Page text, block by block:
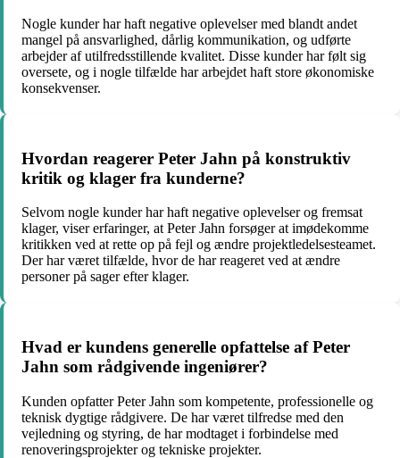
Nogle kunder har haft negative oplevelser med blandt andet
mangel på ansvarlighed, dårlig kommunikation, og udførte
arbejder af utilfredsstillende kvalitet. Disse kunder har følt sig
oversete, og i nogle tilfælde har arbejdet haft store økonomiske
konsekvenser.
Hvordan reagerer Peter Jahn på konstruktiv
kritik og klager fra kunderne?
Selvom nogle kunder har haft negative oplevelser og fremsat
klager, viser erfaringer, at Peter Jahn forsøger at imødekomme
kritikken ved at rette op på fejl og ændre projektledelsesteamet.
Der har været tilfælde, hvor de har reageret ved at ændre
personer på sager efter klager.
Hvad er kundens generelle opfattelse af Peter
Jahn som rådgivende ingeniører?
Kunden opfatter Peter Jahn som kompetente, professionelle og
teknisk dygtige rådgivere. De har været tilfredse med den
vejledning og styring, de har modtaget i forbindelse med
renoveringsprojekter og tekniske projekter.